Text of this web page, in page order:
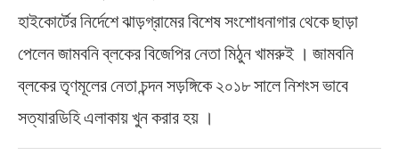
হাইকোর্টের নির্দেশে ঝাড়গ্রামের বিশেষ সংশোধনাগার থেকে ছাড়া
পেলেন জামবনি ব্লকের বিজেপির নেতা মিঠুন খামরুই । জামবনি
ব্লকের তৃণমূলের নেতা চন্দন সড়ঙ্গিকে ২০১৮ সালে নিশংস ভাবে
সত্যারডিহি এলাকায় খুন করার হয় ।